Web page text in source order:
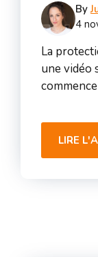
By
4
La
une vidéo
commence
LIRE